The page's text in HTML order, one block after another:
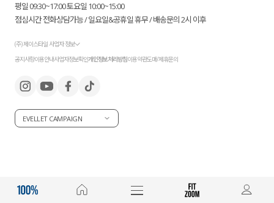
평일 09:30~17:00 토요일 10:00~15:00
점심시간 전화상담가능 / 일요일&공휴일 휴무 / 배송문의 2시 이후
(주) 제이스타일 사업자 정보
공지사항이용안내사업자정보확인개인정보처리방침이용약관도매/제휴문의
EVELLET CAMPAIGN